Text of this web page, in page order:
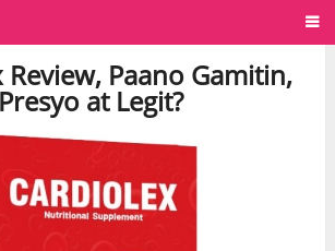
Paano Gamitin,
Presyo at Legit?